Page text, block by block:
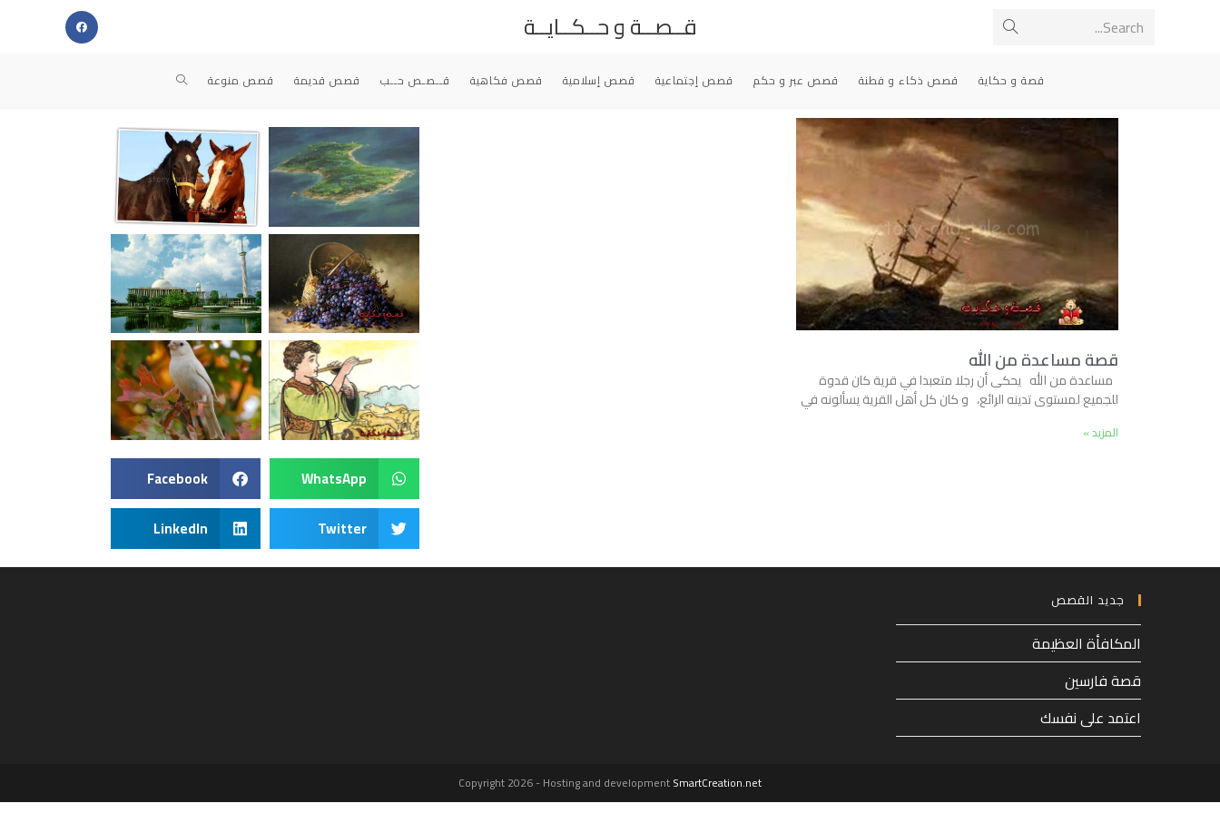
Search... قــصــة و حــكــايــة
قصة و حكاية قصص ذكاء و فطنة قصص عبر و حكم قصص إجتماعية قصص إسلامية قصص فكاهية قــصـص حــب قصص قديمة قصص منوعة
قصة مساعدة من الله
مساعدة من الله يحكى أن رجلا متعبدا في قرية كان قدوة
للجميع لمستوى تدينه الرائع، و كان كل أهل القرية يسألونه في
المزيد »
WhatsApp
Facebook
Twitter
LinkedIn
جديد القصص
المكافأة العظيمة
قصة فارسين
اعتمد على نفسك
Copyright 2026 - Hosting and developmentSmartCreation.net